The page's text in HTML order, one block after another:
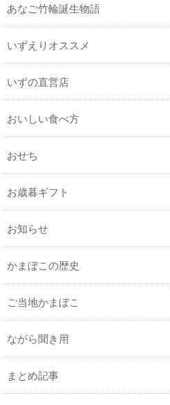
あなご竹輪誕生物語
いずえりオススメ
いずの直営店
おいしい食べ方
おせち
お歳暮ギフト
お知らせ
かまぼこの歴史
ご当地かまぼこ
ながら聞き用
まとめ記事